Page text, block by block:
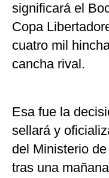
significará el
Copa
cuatro mil
cancha rival.
Esa fue la
sellará y
del Ministerio
tras una